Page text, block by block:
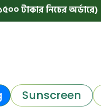
টাকার নিচের অর্ডারে) |
Sunscreen